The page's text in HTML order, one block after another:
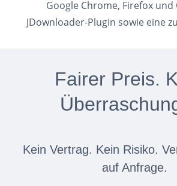
Google Chrome, Firefox und
JDownloader-Plugin sowie eine
Fairer Preis.
Kein Vertrag. Kein Risiko.
auf Anfrage.